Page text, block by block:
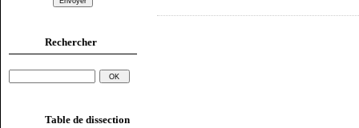
Rechercher
Table de dissection